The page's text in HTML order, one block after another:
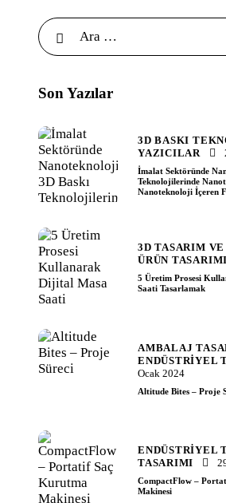
Son Yazılar
3D BASKI
YAZICILAR
İmalat Sektöründe
Teknolojilerinde
Nanoteknoloji İçeren
3D TASARIM
ÜRÜN TASARIMI
5 Üretim Prosesi
Saati Tasarlamak
AMBALAJ
ENDÜSTRIYEL
Ocak 2024
Altitude Bites – Proje
ENDÜSTRIYEL
TASARIMI
CompactFlow –
Makinesi